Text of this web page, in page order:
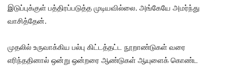
இடுப்புக்குள் பத்திரப்படுத்த முடியவில்லை. அங்கேயே அமர்ந்து
வாசித்தேன்.
முதலில் உருவாக்கிய பல்பு கிட்டத்தட்ட நூறாண்டுகள் வரை
எரிந்ததினால் ஒன்று ஒன்றரை ஆண்டுகள் ஆயுளைக் கொண்ட